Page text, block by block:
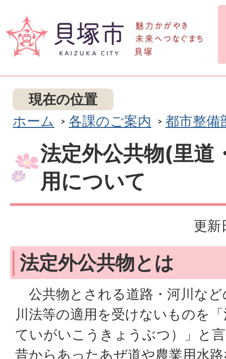
現在の位置
ホーム
各課のご案内 都市整備
法定外公共物(里道
用について
更新
法定外公共物とは
公共物とされる道路・河川な
川法等の適用を受けないものを
ていがいこうきょうぶつ）」と
昔からあったあぜ道や農業用水